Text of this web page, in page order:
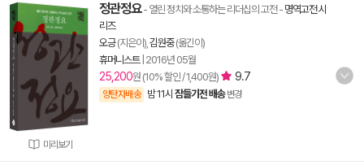
미리보기
정관정요- 열린 정치와 소통하는 리더십의 고전- 명역고전 시
리즈
오긍(지은이), 김원중(옮긴이)
휴머니스트| 2016년 05월
25,200원 (10% 할인 / 1,400원) 9.7
양탄자배송 밤 11시 잠들기전 배송 변경